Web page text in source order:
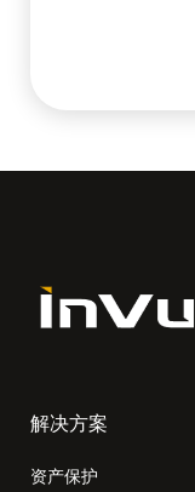
解决方案
资产保护